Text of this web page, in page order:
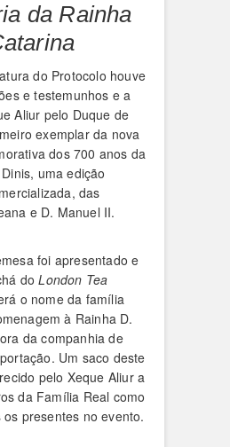
da Rainha
do Protocolo houve
e testemunhos e a
Aliur pelo Duque de
exemplar da nova
dos 700 anos da
uma edição
das
e D. Manuel II.
foi apresentado e
doLondon Tea
o nome da família
à Rainha D.
da companhia de
Um saco deste
pelo Xeque Aliur a
da Família Real como
presentes no evento.